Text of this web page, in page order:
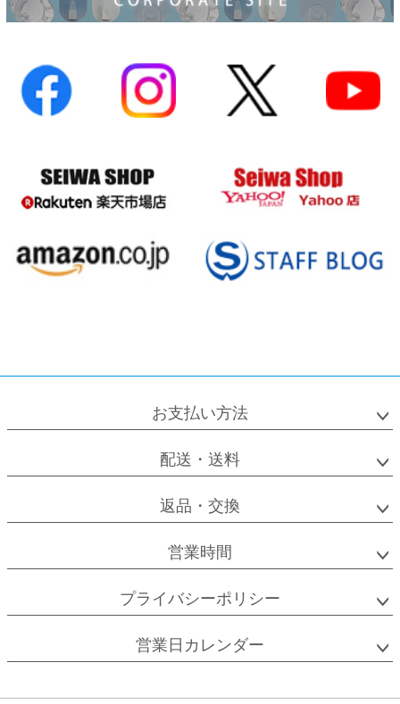
お支払い方法
配送・送料
返品・交換
営業時間
プライバシーポリシー
営業日カレンダー